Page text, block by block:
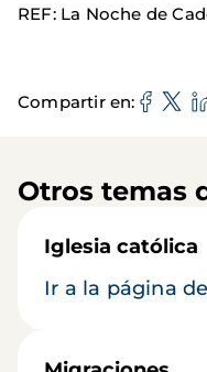
REF: La Noche de
Compartir en
Otros temas
Iglesia católica
Ir a la página